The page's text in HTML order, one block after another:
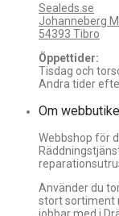
Sealeds.se
Johanneberg
54393 Tibro
Öppettider:
Tisdag och
Andra tider
Om
Webbshop för
Använder du
stort sortiment
jobbar med i